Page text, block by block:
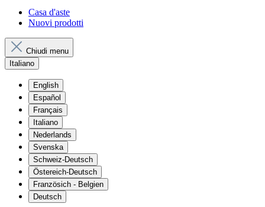
Casa d'aste
Nuovi prodotti
Chiudi menu
Italiano
English
Español
Français
Italiano
Nederlands
Svenska
Schweiz-Deutsch
Östereich-Deutsch
Französich - Belgien
Deutsch